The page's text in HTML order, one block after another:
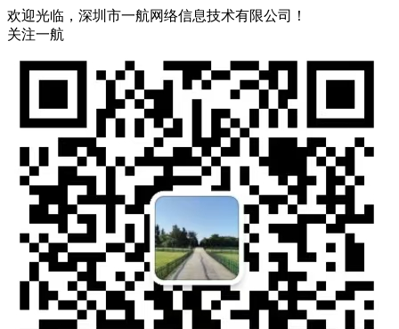
欢迎光临，深圳市一航网络信息技术有限公司！
关注一航